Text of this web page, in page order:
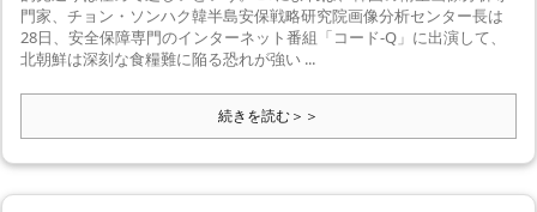
門家、チョン・ソンハク韓半島安保戦略研究院画像分析センター長は
28日、安全保障専門のインターネット番組「コード-Q」に出演して、
北朝鮮は深刻な食糧難に陥る恐れが強い ...
続きを読む＞＞